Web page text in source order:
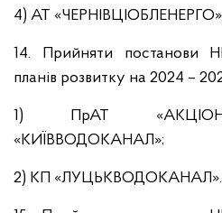
4) АТ
14. Прийняти постанови
планів розвитку на 2024 –
1) ПрАТ
«КИЇВВОДОКАНАЛ»;
2) КП «ЛУЦЬКВОДОКАНАЛ».